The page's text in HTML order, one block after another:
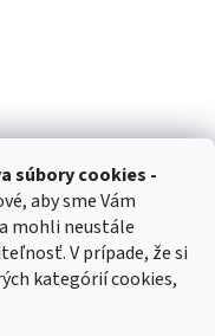
súbory cookies -
aby sme Vám
mohli neustále
V prípade, že si
kategórií cookies,